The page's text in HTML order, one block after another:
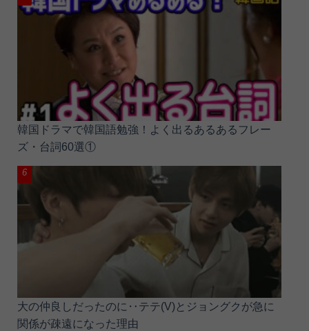
韓国ドラマで韓国語勉強！よく出るあるあるフレー
ズ・台詞60選①
大の仲良しだったのに‥テテ(V)とジョングクが急に
関係が疎遠になった理由